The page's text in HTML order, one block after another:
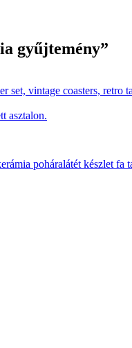
gyűjtemény”
poháralátét készlet